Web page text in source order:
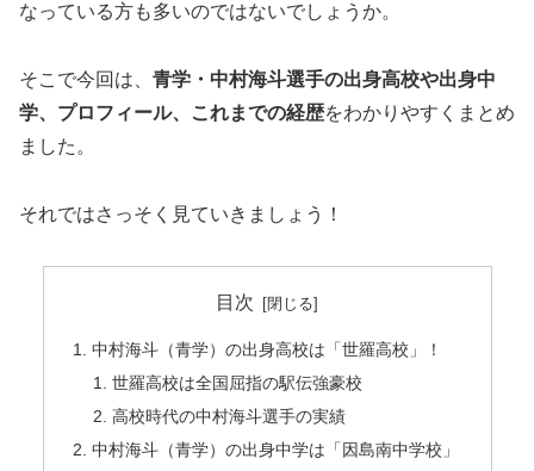
なっている方も多いのではないでしょうか。
そこで今回は、 青学・中村海斗選手の出身高校や出身中
学、プロフィール、これまでの経歴をわかりやすくまとめ
ました。
それではさっそく見ていきましょう！
目次
中村海斗（青学）の出身高校は「世羅高校」！
世羅高校は全国屈指の駅伝強豪校
高校時代の中村海斗選手の実績
中村海斗（青学）の出身中学は「因島南中学校」